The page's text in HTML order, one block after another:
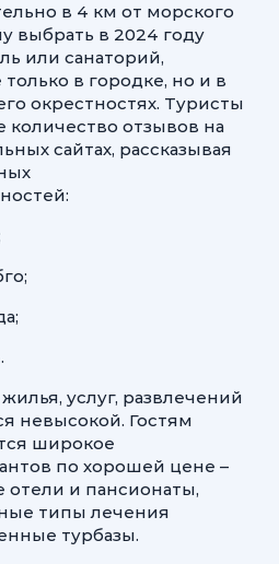
в 4 км от морского
выбрать в 2024 году
или санаторий,
в городке, но и в
окрестностях. Туристы
количество отзывов на
сайтах, рассказывая
услуг, развлечений
невысокой. Гостям
широкое
по хорошей цене –
и пансионаты,
типы лечения
турбазы.